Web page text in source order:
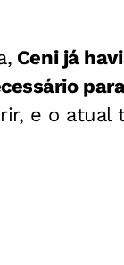
Ceni já
e o atual